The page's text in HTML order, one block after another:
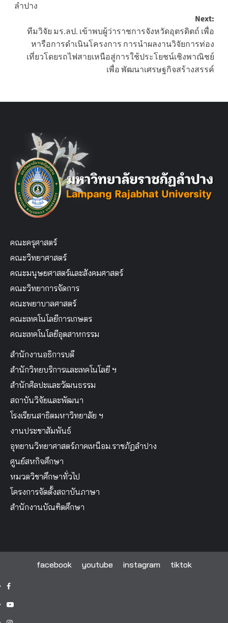
ลำปาง
Next:
ทีมวิจัย มร.ลป. เข้าพบผู้ว่าราชการจังหวัดอุตรดิตถ์ เพื่อ
หารือการดำเนินโครงการ การนำผลงานวิจัยการท่อง
เที่ยวโดยรถไฟสายเหนือสู่การใช้ประโยชน์เชิงพาณิชย์
เพื่อ พัฒนาเศรษฐกิจสร้างสรรค์
คณะครุศาสตร์
คณะวิทยาศาสตร์
คณะมนุษยศาสตร์และสังคมศาสตร์
คณะวิทยาการจัดการ
คณะพยาบาลศาสตร์
คณะเทคโนโลยีการเกษตร
คณะเทคโนโลยีอุตสาหกรรม
สำนักงานอธิการบดี
สำนักวิทยบริการและเทคโนโลยี ฯ
สำนักศิลปะและวัฒนธรรม
สถาบันวิจัยและพัฒนา
โรงเรียนสาธิตมหาวิทยาลัย ฯ
งานประชาสัมพันธ์
อุทยานวิทยาศาสตร์ภาคเหนือม.ราชภัฏลำปาง
ศูนย์สหกิจศึกษา
หมวดวิชาศึกษาทั่วไป
โครงการจัดตั้งสถาบันภาษา
สำนักงานบัณฑิตศึกษา
facebook youtube instagram tiktok
facebook
youtube